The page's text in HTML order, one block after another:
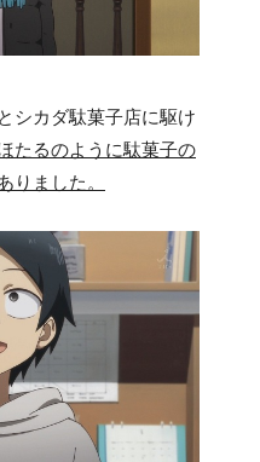
シカダ駄菓子店に駆け
たるのように駄菓子の
りました。